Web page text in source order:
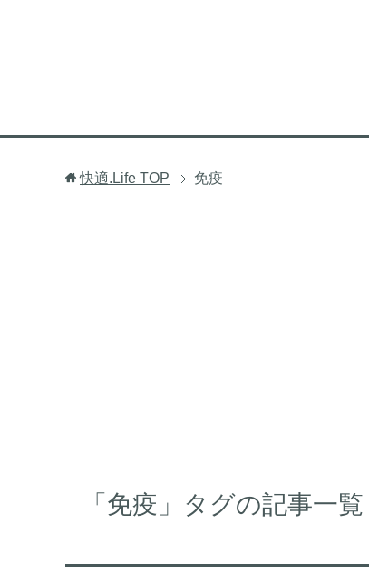
快適.Life TOP 免疫
「免疫」タグの記事一覧